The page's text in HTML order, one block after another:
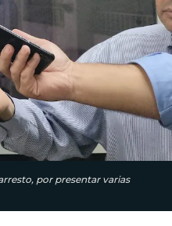
por presentar varias